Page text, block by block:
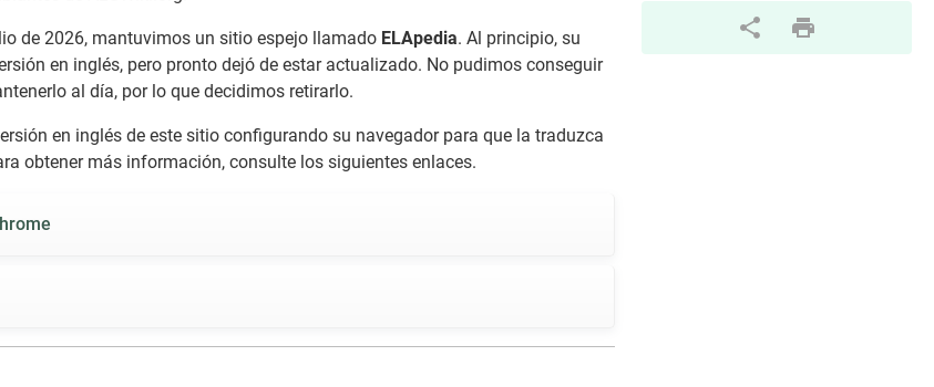
de 2026, mantuvimos un sitio espejo llamado ELApedia. Al principio, su
en inglés, pero pronto dejó de estar actualizado. No pudimos conseguir
al día, por lo que decidimos retirarlo.
en inglés de este sitio configurando su navegador para que la traduzca
obtener más información, consulte los siguientes enlaces.